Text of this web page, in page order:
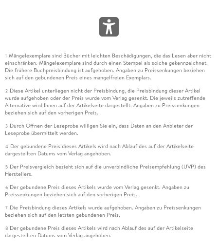
1 Mängelexemplare sind Bücher mit leichten Beschädigungen, die das Lesen aber nicht
einschränken. Mängelexemplare sind durch einen Stempel als solche gekennzeichnet.
Die frühere Buchpreisbindung ist aufgehoben. Angaben zu Preissenkungen beziehen
sich auf den gebundenen Preis eines mangelfreien Exemplars.
2 Diese Artikel unterliegen nicht der Preisbindung, die Preisbindung dieser Artikel
wurde aufgehoben oder der Preis wurde vom Verlag gesenkt. Die jeweils zutreffende
Alternative wird Ihnen auf der Artikelseite dargestellt. Angaben zu Preissenkungen
beziehen sich auf den vorherigen Preis.
3 Durch Öffnen der Leseprobe willigen Sie ein, dass Daten an den Anbieter der
Leseprobe übermittelt werden.
4 Der gebundene Preis dieses Artikels wird nach Ablauf des auf der Artikelseite
dargestellten Datums vom Verlag angehoben.
5 Der Preisvergleich bezieht sich auf die unverbindliche Preisempfehlung (UVP) des
Herstellers.
6 Der gebundene Preis dieses Artikels wurde vom Verlag gesenkt. Angaben zu
Preissenkungen beziehen sich auf den vorherigen Preis.
7 Die Preisbindung dieses Artikels wurde aufgehoben. Angaben zu Preissenkungen
beziehen sich auf den letzten gebundenen Preis.
8 Der gebundene Preis dieses Artikels wird nach Ablauf des auf der Artikelseite
dargestellten Datums vom Verlag angehoben.